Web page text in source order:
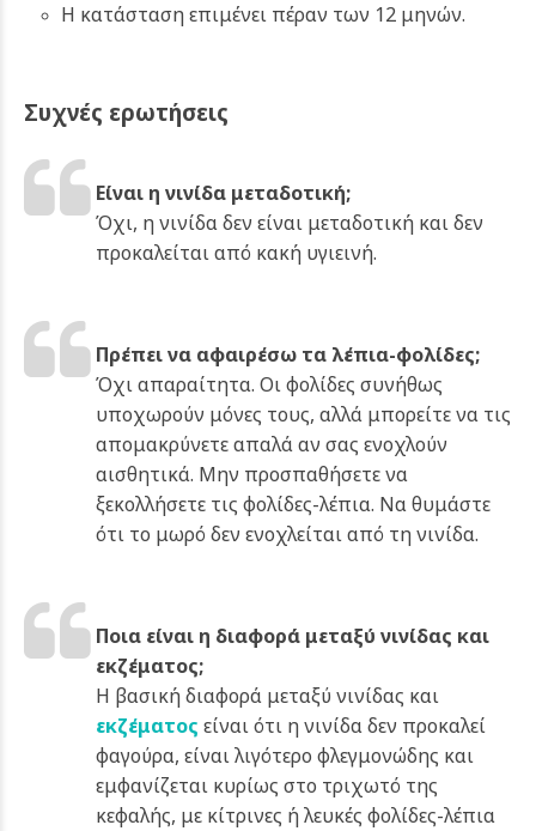
Η κατάσταση επιμένει πέραν των 12 μηνών.
Συχνές ερωτήσεις
Είναι η νινίδα μεταδοτική;
Όχι, η νινίδα δεν είναι μεταδοτική και δεν
προκαλείται από κακή υγιεινή.
Πρέπει να αφαιρέσω τα λέπια-φολίδες;
Όχι απαραίτητα. Οι φολίδες συνήθως
υποχωρούν μόνες τους, αλλά μπορείτε να τις
απομακρύνετε απαλά αν σας ενοχλούν
αισθητικά. Μην προσπαθήσετε να
ξεκολλήσετε τις φολίδες-λέπια. Να θυμάστε
ότι το μωρό δεν ενοχλείται από τη νινίδα.
Ποια είναι η διαφορά μεταξύ νινίδας και
εκζέματος;
Η βασική διαφορά μεταξύ νινίδας και
εκζέματος είναι ότι η νινίδα δεν προκαλεί
φαγούρα, είναι λιγότερο φλεγμονώδης και
εμφανίζεται κυρίως στο τριχωτό της
κεφαλής, με κίτρινες ή λευκές φολίδες-λέπια